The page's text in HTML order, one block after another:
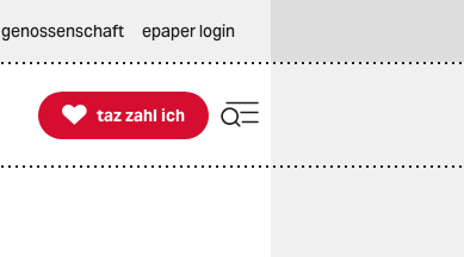
genossenschaft epaper login

taz zahl ich
taz zahl ich